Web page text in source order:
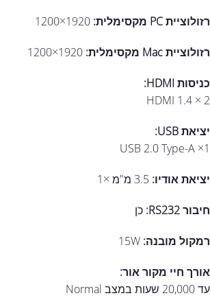
רזולוציית PC מקסימלית:
רזולוציית Mac מקסימלית:
כניסות HDMI:
2 × HDMI 1.4
יציאת USB:
USB 2.0 Type-A ×1
יציאת אודיו:
חיבור RS232: כן
רמקול מובנה:
אורך חיי מקור אור:
עד 20,000 שעות במצב Normal